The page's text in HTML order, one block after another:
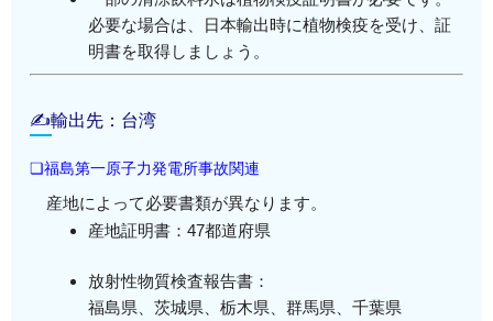
必要な場合は、日本輸出時に植物検疫を受け、証
明書を取得しましょう。
✍輸出先：台湾
❏福島第一原子力発電所事故関連
産地によって必要書類が異なります。
産地証明書：47都道府県
放射性物質検査報告書：
福島県、茨城県、栃木県、群馬県、千葉県